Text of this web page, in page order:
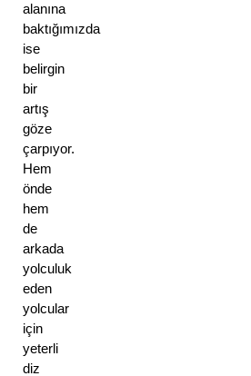
alanına
baktığımızda
ise
belirgin
bir
artış
göze
çarpıyor.
Hem
önde
hem
de
arkada
yolculuk
eden
yolcular
için
yeterli
diz